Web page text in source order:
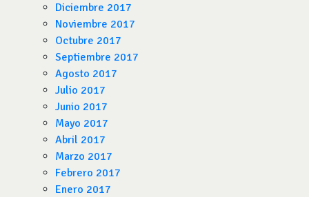
Diciembre 2017
Noviembre 2017
Octubre 2017
Septiembre 2017
Agosto 2017
Julio 2017
Junio 2017
Mayo 2017
Abril 2017
Marzo 2017
Febrero 2017
Enero 2017